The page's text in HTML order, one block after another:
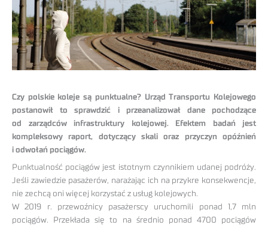
Czy polskie koleje są punktualne? Urząd Transportu Kolejowego
postanowił to sprawdzić i przeanalizował dane pochodzące
od zarządców infrastruktury kolejowej. Efektem badań jest
kompleksowy raport, dotyczący skali oraz przyczyn opóźnień
i odwołań pociągów.
Punktualność pociągów jest istotnym czynnikiem udanej podróży.
Jeśli zawiedzie pasażerów, narażając ich na przykre konsekwencje,
nie zechcą oni więcej korzystać z usług kolejowych.
W 2019 r. przewoźnicy pasażerscy uruchomili ponad 1,7 mln
pociągów. Przekłada się to na średnio ponad 4700 pociągów